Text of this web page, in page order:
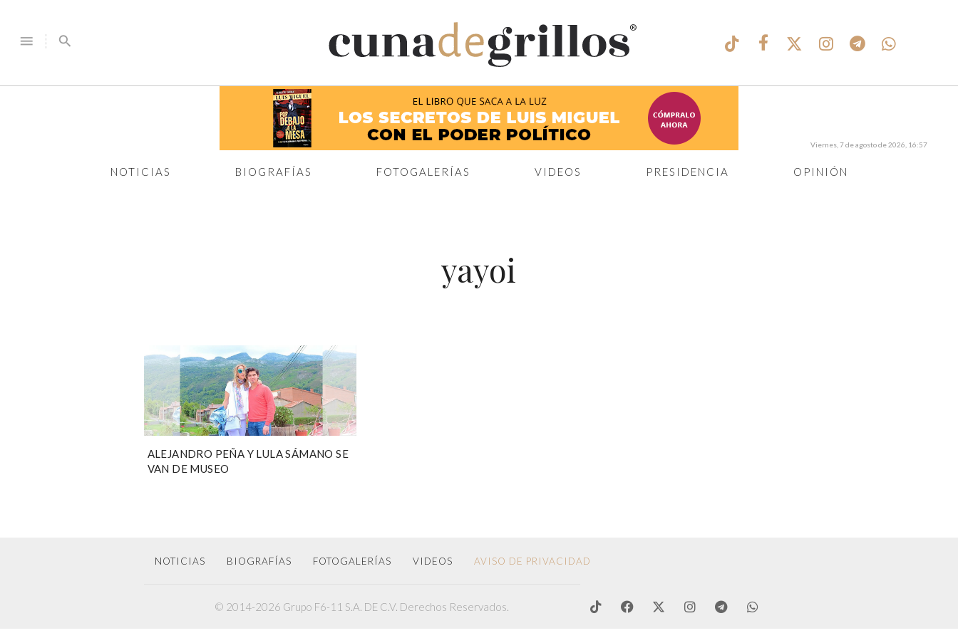
menu search
®
NOTICIAS BIOGRAFÍAS FOTOGALERÍAS VIDEOS PRESIDENCIA OPINIÓN
Viernes, 7 de agosto de 2026, 16:57
yayoi
ALEJANDRO PEÑA Y LULA SÁMANO SE
VAN DE MUSEO
NOTICIAS BIOGRAFÍAS FOTOGALERÍAS VIDEOS AVISO DE PRIVACIDAD
© 2014-2026 Grupo F6-11 S.A. DE C.V. Derechos Reservados.